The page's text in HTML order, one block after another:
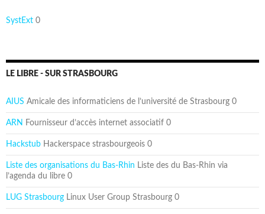
SystExt 0
LE LIBRE - SUR STRASBOURG
AIUS Amicale des informaticiens de l’université de Strasbourg 0
ARN Fournisseur d’accès internet associatif 0
Hackstub Hackerspace strasbourgeois 0
Liste des organisations du Bas-Rhin Liste des du Bas-Rhin via
l’agenda du libre 0
LUG Strasbourg Linux User Group Strasbourg 0